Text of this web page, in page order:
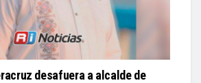
desafuera a alcalde de